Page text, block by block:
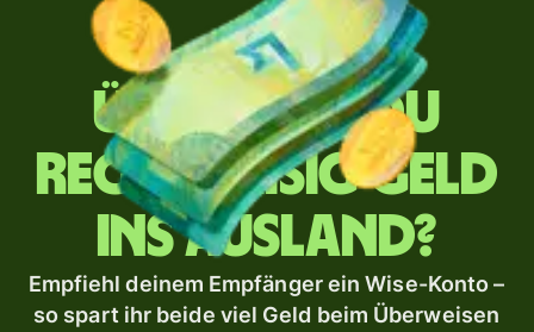
Überweist du
regelmäßig Geld
ins Ausland?
Empfiehl deinem Empfänger ein Wise-Konto –
so spart ihr beide viel Geld beim Überweisen